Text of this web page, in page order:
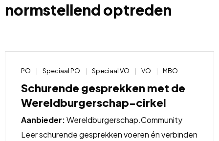
normstellend optreden
PO Speciaal PO Speciaal VO VO MBO
Schurende gesprekken met de
Wereldburgerschap-cirkel
Aanbieder:Wereldburgerschap.Community
Leer schurende gesprekken voeren én verbinden